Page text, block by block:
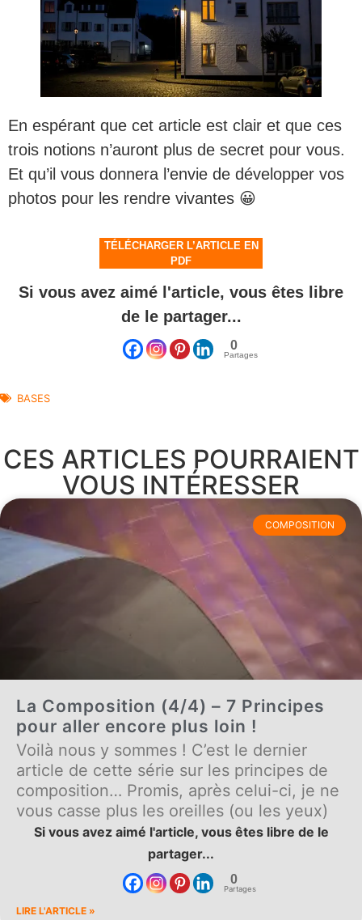
En espérant que cet article est clair et que ces
trois notions n’auront plus de secret pour vous.
Et qu’il vous donnera l’envie de développer vos
photos pour les rendre vivantes 😀
TÉLÉCHARGER L’ARTICLE EN
PDF
Si vous avez aimé l'article, vous êtes libre
de le partager...
0
Partages
BASES
CES ARTICLES POURRAIENT
VOUS INTÉRESSER
COMPOSITION
La Composition (4/4) – 7 Principes
pour aller encore plus loin !
Voilà nous y sommes ! C’est le dernier
article de cette série sur les principes de
composition… Promis, après celui-ci, je ne
vous casse plus les oreilles (ou les yeux)
Si vous avez aimé l'article, vous êtes libre de le
partager...
0
Partages
LIRE L'ARTICLE »